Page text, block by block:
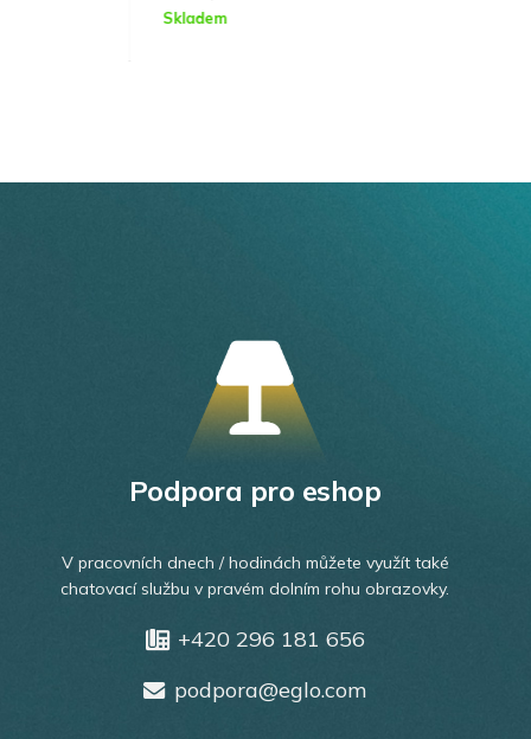
Podpora pro eshop
V pracovních dnech / hodinách můžete využít také
chatovací službu v pravém dolním rohu obrazovky.
+420 296 181 656
podpora@eglo.com